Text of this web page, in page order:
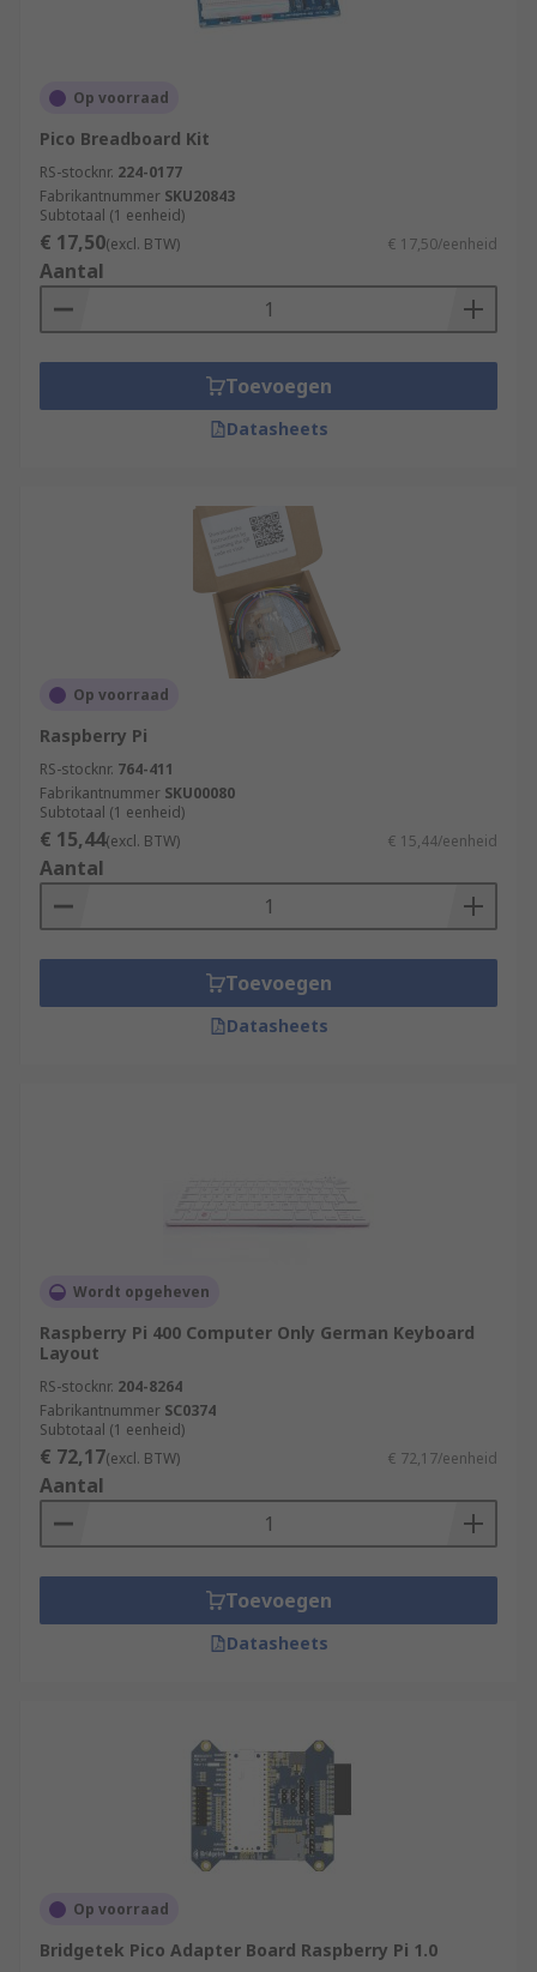
Op voorraad
Pico Breadboard Kit
RS-stocknr. 224-0177
Fabrikantnummer SKU20843
Subtotaal (1 eenheid)
€ 17,50(excl. BTW) € 17,50/eenheid
Aantal
Toevoegen
Datasheets
Op voorraad
Raspberry Pi
RS-stocknr. 764-411
Fabrikantnummer SKU00080
Subtotaal (1 eenheid)
€ 15,44(excl. BTW) € 15,44/eenheid
Aantal
Toevoegen
Datasheets
Wordt opgeheven
Raspberry Pi 400 Computer Only German Keyboard
Layout
RS-stocknr. 204-8264
Fabrikantnummer SC0374
Subtotaal (1 eenheid)
€ 72,17(excl. BTW) € 72,17/eenheid
Aantal
Toevoegen
Datasheets
Op voorraad
Bridgetek Pico Adapter Board Raspberry Pi 1.0